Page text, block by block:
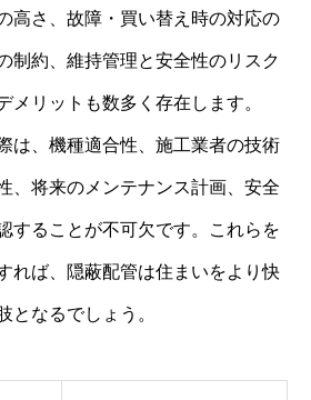
高さ、故障・買い替え時の対応の
制約、維持管理と安全性のリスク
メリットも数多く存在します。
は、機種適合性、施工業者の技術
、将来のメンテナンス計画、安全
することが不可欠です。これらを
れば、隠蔽配管は住まいをより快
となるでしょう。